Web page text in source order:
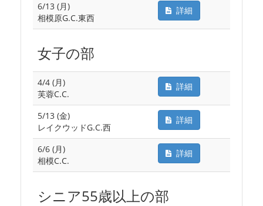
6/13 (月)
相模原G.C.東西
詳細
女子の部
4/4 (月)
芙蓉C.C.
詳細
5/13 (金)
レイクウッドG.C.西
詳細
6/6 (月)
相模C.C.
詳細
シニア55歳以上の部